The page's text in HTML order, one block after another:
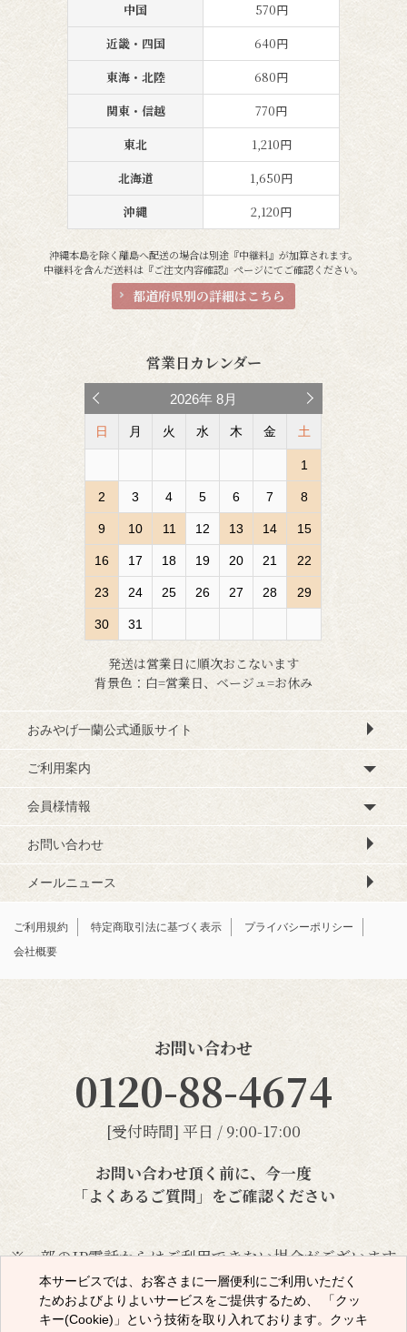
中国
近畿・四国
東海・北陸
関東・信越
東北
北海道
沖縄
570円
640円
680円
770円
1,210円
1,650円
2,120円
沖縄本島を除く離島へ配送の場合は別途『中継料』が加算されます。
中継料を含んだ送料は『ご注文内容確認』ページにてご確認ください。
都道府県別の詳細はこちら
営業日カレンダー
2026年 8月
日 月 火 水 木 金 土
1
2 3 4 5 6 7 8
9 10 11 12 13 14 15
16 17 18 19 20 21 22
23 24 25 26 27 28 29
30 31
発送は営業日に順次おこないます
背景色：白=営業日、ベージュ=お休み
おみやげ一蘭公式通販サイト
ご利用案内
会員様情報
お問い合わせ
メールニュース
ご利用規約 特定商取引法に基づく表示
プライバシーポリシー
会社概要
お問い合わせ
0120-88-4674
[受付時間] 平日 / 9:00-17:00
お問い合わせ頂く前に、今一度
「よくあるご質問」 をご確認ください
※一部のIP電話からはご利用できない場合がございます
メールでのお問い合わせ
本サービスでは、お客さまに一層便利にご利用いただく
ためおよびよりよいサービスをご提供するため、 「クッ
キー(Cookie)」という技術を取り入れております。クッキ